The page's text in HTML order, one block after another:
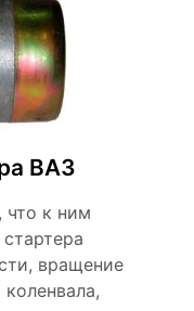
ВАЗ
что к ним
вращение